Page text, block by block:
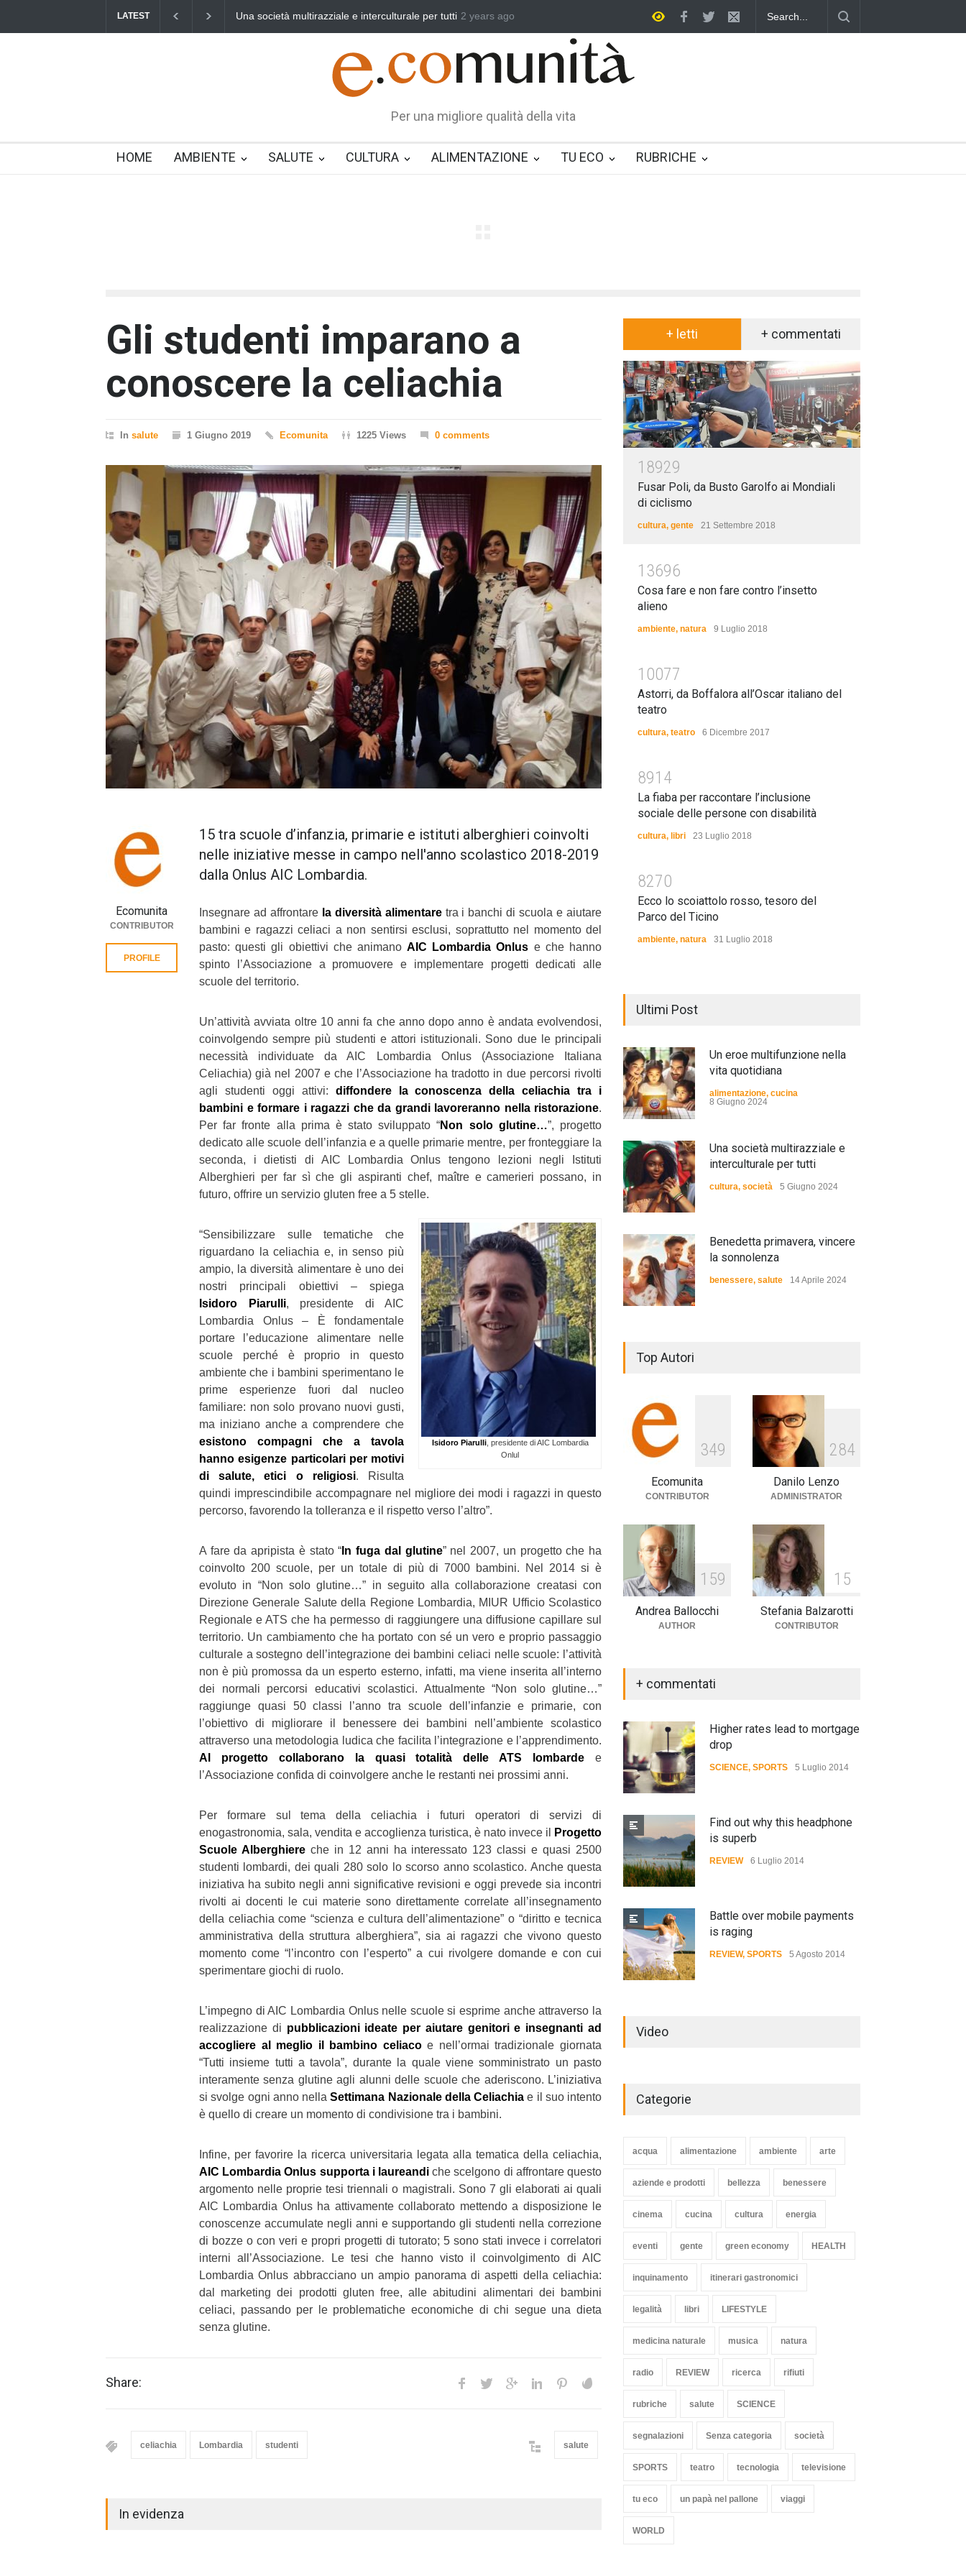
LATEST Benedetta primavera, vincere la sonnolenza Un eroe multifunzione nella vita quotidiana Una società multirazziale e interculturale per tutti
2 years ago
Per una migliore qualità della vita
HOME AMBIENTE SALUTE CULTURA ALIMENTAZIONE TU ECO RUBRICHE
Gli studenti imparano a
conoscere la celiachia
In salute 1 Giugno 2019 Ecomunita 1225 Views 0 comments
15 tra scuole d’infanzia, primarie e istituti alberghieri coinvolti
nelle iniziative messe in campo nell'anno scolastico 2018-2019
dalla Onlus AIC Lombardia.
Insegnare ad affrontare la diversità alimentaretra i banchi di scuola e aiutare
bambini e ragazzi celiaci a non sentirsi esclusi, soprattutto nel momento del
pasto: questi gli obiettivi che animanoAIC Lombardia Onlus e che hanno
spinto l’Associazione a promuovere e implementare progetti dedicati alle
scuole del territorio.
Un’attività avviata oltre 10 anni fa che anno dopo anno è andata evolvendosi,
coinvolgendo sempre più studenti e attori istituzionali. Sono due le principali
necessità individuate da AIC Lombardia Onlus (Associazione Italiana
Celiachia) già nel 2007 e che l’Associazione ha tradotto in due percorsi rivolti
agli studenti oggi attivi: diffondere la conoscenza della celiachia tra i
bambini e formare i ragazzi che da grandi lavoreranno nella ristorazione.
Per far fronte alla prima è stato sviluppato “Non solo glutine…”, progetto
dedicato alle scuole dell’infanzia e a quelle primarie mentre, per fronteggiare la
seconda, i dietisti di AIC Lombardia Onlus tengono lezioni negli Istituti
Alberghieri per far sì che gli aspiranti chef, maître e camerieri possano, in
futuro, offrire un servizio gluten free a 5 stelle.
Isidoro Piarulli, presidente di AIC Lombardia
Onlul
“Sensibilizzare sulle tematiche che
riguardano la celiachia e, in senso più
ampio, la diversità alimentare è uno dei
nostri principali obiettivi – spiega
Isidoro Piarulli, presidente di AIC
Lombardia Onlus – È fondamentale
portare l’educazione alimentare nelle
scuole perché è proprio in questo
ambiente che i bambini sperimentano le
prime esperienze fuori dal nucleo
familiare: non solo provano nuovi gusti,
ma iniziano anche a comprendere che
esistono compagni che a tavola
hanno esigenze particolari per motivi
di salute, etici o religiosi. Risulta
quindi imprescindibile accompagnare nel migliore dei modi i ragazzi in questo
percorso, favorendo la tolleranza e il rispetto verso l’altro”.
A fare da apripista è stato “ In fuga dal glutine” nel 2007, un progetto che ha
coinvolto 200 scuole, per un totale di più di 7000 bambini. Nel 2014 si è
evoluto in “Non solo glutine…” in seguito alla collaborazione creatasi con
Direzione Generale Salute della Regione Lombardia, MIUR Ufficio Scolastico
Regionale e ATS che ha permesso di raggiungere una diffusione capillare sul
territorio. Un cambiamento che ha portato con sé un vero e proprio passaggio
culturale a sostegno dell’integrazione dei bambini celiaci nelle scuole: l’attività
non è più promossa da un esperto esterno, infatti, ma viene inserita all’interno
dei normali percorsi educativi scolastici. Attualmente “Non solo glutine…”
raggiunge quasi 50 classi l’anno tra scuole dell’infanzie e primarie, con
l’obiettivo di migliorare il benessere dei bambini nell’ambiente scolastico
attraverso una metodologia ludica che facilita l’integrazione e l’apprendimento.
Al progetto collaborano la quasi totalità delle ATS lombarde e
l’Associazione confida di coinvolgere anche le restanti nei prossimi anni.
Per formare sul tema della celiachia i futuri operatori di servizi di
enogastronomia, sala, vendita e accoglienza turistica, è nato invece il
Progetto
Scuole Alberghiereche in 12 anni ha interessato 123 classi e quasi 2500
studenti lombardi, dei quali 280 solo lo scorso anno scolastico. Anche questa
iniziativa ha subito negli anni significative revisioni e oggi prevede sia incontri
rivolti ai docenti le cui materie sono direttamente correlate all’insegnamento
della celiachia come “scienza e cultura dell’alimentazione” o “diritto e tecnica
amministrativa della struttura alberghiera”, sia ai ragazzi che vivono questo
momento come “l’incontro con l’esperto” a cui rivolgere domande e con cui
sperimentare giochi di ruolo.
L’impegno di AIC Lombardia Onlus nelle scuole si esprime anche attraverso la
realizzazione di pubblicazioni ideate per aiutare genitori e insegnanti ad
accogliere al meglio il bambino celiacoe nell’ormai tradizionale giornata
“Tutti insieme tutti a tavola”, durante la quale viene somministrato un pasto
interamente senza glutine agli alunni delle scuole che aderiscono. L’iniziativa
si svolge ogni anno nellaSettimana Nazionale della Celiachia e il suo intento
è quello di creare un momento di condivisione tra i bambini.
Infine, per favorire la ricerca universitaria legata alla tematica della celiachia,
AIC Lombardia Onlus supporta i laureandi che scelgono di affrontare questo
argomento nelle proprie tesi triennali o magistrali. Sono 7 gli elaborati ai quali
AIC Lombardia Onlus ha attivamente collaborato mettendo a disposizione le
conoscenze accumulate negli anni e supportando gli studenti nella correzione
di bozze o con veri e propri progetti di tutorato; 5 sono stati invece i correlatori
interni all’Associazione. Le tesi che hanno visto il coinvolgimento di AIC
Lombardia Onlus abbracciano un ampio panorama di aspetti della celiachia:
dal marketing dei prodotti gluten free, alle abitudini alimentari dei bambini
celiaci, passando per le problematiche economiche di chi segue una dieta
senza glutine.
Ecomunita
CONTRIBUTOR
PROFILE
Share:
celiachia Lombardia studenti salute
In evidenza
+ letti + commentati
18929
Fusar Poli, da Busto Garolfo ai Mondiali
di ciclismo
cultura, gente 21 Settembre 2018
13696
Cosa fare e non fare contro l’insetto
alieno
ambiente, natura 9 Luglio 2018
10077
Astorri, da Boffalora all’Oscar italiano del
teatro
cultura, teatro 6 Dicembre 2017
8914
La fiaba per raccontare l’inclusione
sociale delle persone con disabilità
cultura, libri 23 Luglio 2018
8270
Ecco lo scoiattolo rosso, tesoro del
Parco del Ticino
ambiente, natura 31 Luglio 2018
Ultimi Post
Un eroe multifunzione nella
vita quotidiana
alimentazione, cucina
8 Giugno 2024
Una società multirazziale e
interculturale per tutti
cultura, società 5 Giugno 2024
Benedetta primavera, vincere
la sonnolenza
benessere, salute 14 Aprile 2024
E tu hai paura del buio?
cultura società 1 Aprile 2024
Top Autori
349
Ecomunita
CONTRIBUTOR
284
Danilo Lenzo
ADMINISTRATOR
159
Andrea Ballocchi
AUTHOR
15
Stefania Balzarotti
CONTRIBUTOR
+ commentati
Higher rates lead to mortgage
drop
SCIENCE, SPORTS 5 Luglio 2014
Find out why this headphone
is superb
REVIEW 6 Luglio 2014
Battle over mobile payments
is raging
REVIEW, SPORTS 5 Agosto 2014
Video
Categorie
acqua alimentazione ambiente arte
aziende e prodotti bellezza benessere
cinema cucina cultura energia
eventi gente green economy HEALTH
inquinamento itinerari gastronomici
legalità libri LIFESTYLE
medicina naturale musica natura
radio REVIEW ricerca rifiuti
rubriche salute SCIENCE
segnalazioni Senza categoria società
SPORTS teatro tecnologia televisione
tu eco un papà nel pallone viaggi
WORLD